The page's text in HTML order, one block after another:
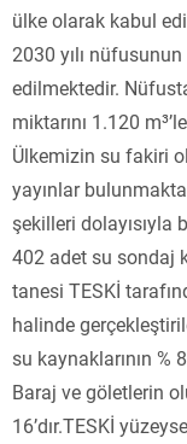
ülke olarak kabul
2030 yılı
edilmektedir.
miktarını 1.120
Ülkemizin su fakiri
yayınlar
şekilleri dolayısıyla
402 adet su sondaj
tanesi TESKİ
halinde
su kaynaklarının %
Baraj ve göletlerin
16’dır.TESKİ